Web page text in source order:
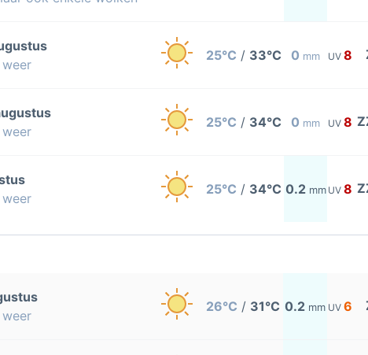
25°C / 33°C 0 mm UV 8
25°C / 34°C 0 mm UV 8
25°C / 34°C 0.2 mm UV 8
26°C / 31°C 0.2 mm UV 6